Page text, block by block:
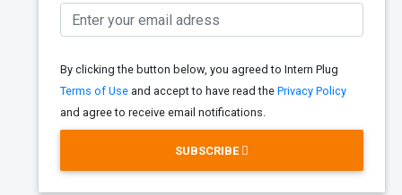
By clicking the button below, you agreed to Intern Plug
Terms of Use and accept to have read the Privacy Policy
and agree to receive email notifications.
SUBSCRIBE